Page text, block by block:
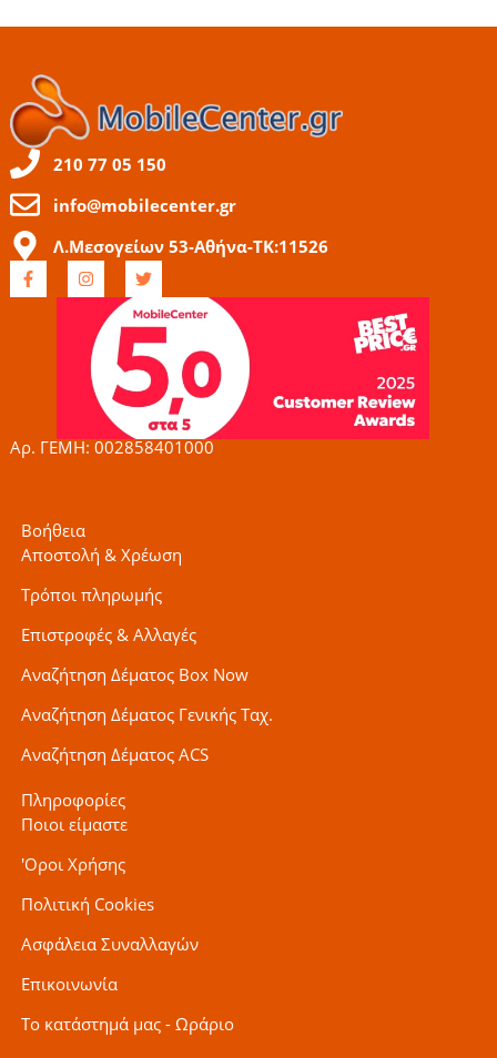
210 77 05 150
info@mobilecenter.gr
Λ.Μεσογείων 53-Αθήνα-ΤΚ:11526
F
a
c
I
n
s
g
r
a
m
T
w
t
t
e
r
Αρ. ΓΕΜΗ: 002858401000
Βοήθεια
Αποστολή & Χρέωση
Τρόποι πληρωμής
Επιστροφές & Αλλαγές
Αναζήτηση Δέματος Box Now
Αναζήτηση Δέματος Γενικής Ταχ.
Αναζήτηση Δέματος ACS
Πληροφορίες
Ποιοι είμαστε
'Οροι Χρήσης
Πολιτική Cookies
Ασφάλεια Συναλλαγών
Επικοινωνία
Το κατάστημά μας - Ωράριο